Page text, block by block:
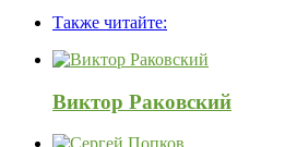
120x600Также читайте:
Виктор Раковский